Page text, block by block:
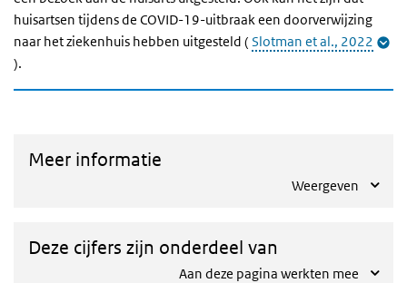
huisartsen tijdens de COVID-19-uitbraak een doorverwijzing
naar het ziekenhuis hebben uitgesteld ( Slotman et al., 2022
).
Meer informatie
Weergeven
Deze cijfers zijn onderdeel van
Aan deze pagina werkten mee